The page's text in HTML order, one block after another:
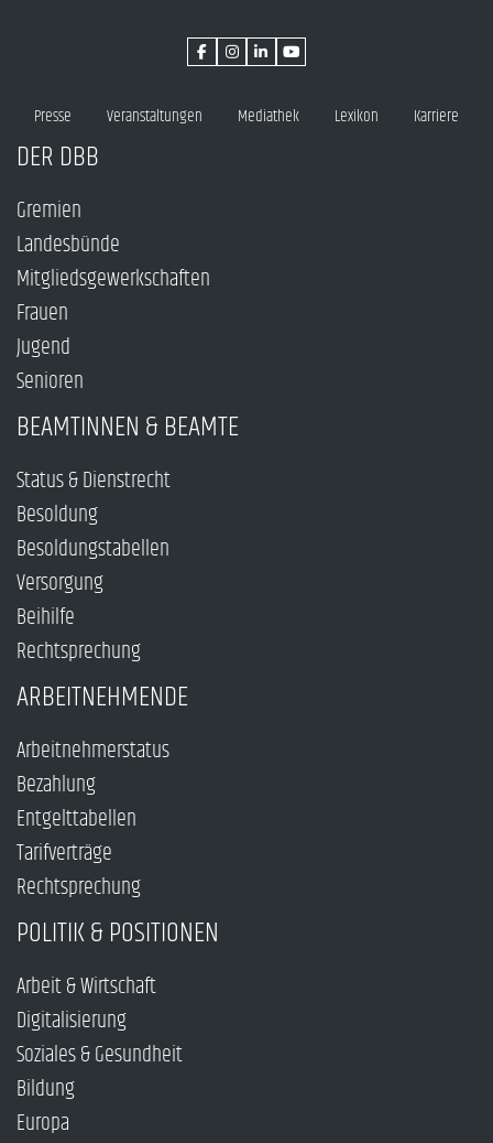
Presse Veranstaltungen Mediathek Lexikon Karriere
DER DBB
Gremien
Landesbünde
Mitgliedsgewerkschaften
Frauen
Jugend
Senioren
BEAMTINNEN & BEAMTE
Status & Dienstrecht
Besoldung
Besoldungstabellen
Versorgung
Beihilfe
Rechtsprechung
ARBEITNEHMENDE
Arbeitnehmerstatus
Bezahlung
Entgelttabellen
Tarifverträge
Rechtsprechung
POLITIK & POSITIONEN
Arbeit & Wirtschaft
Digitalisierung
Soziales & Gesundheit
Bildung
Europa